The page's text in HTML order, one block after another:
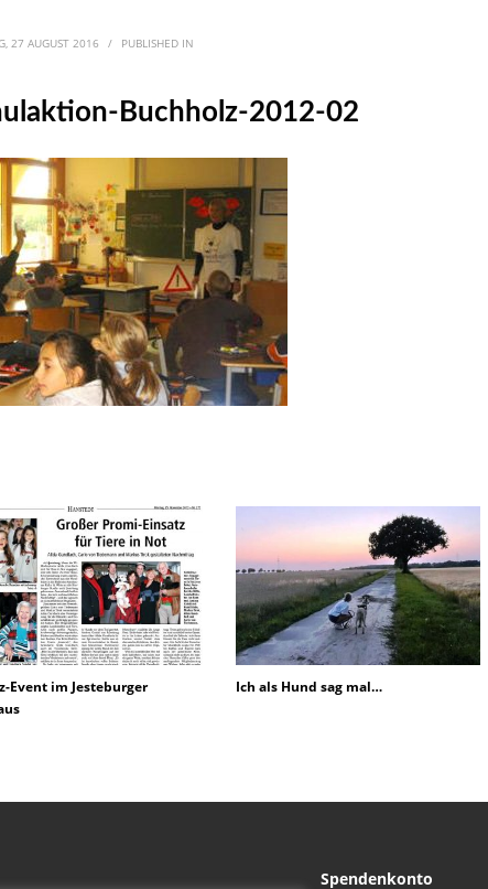
27 AUGUST 2016 / PUBLISHED IN
Buchholz-2012-02
Event im Jesteburger
Ich als Hund sag mal…
Spendenkonto